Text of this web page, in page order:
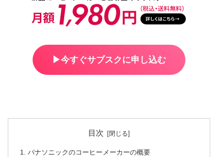
▶︎今すぐサブスクに申し込む
目次
パナソニックのコーヒーメーカーの概要